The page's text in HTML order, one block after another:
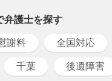
弁護士を探す
謝料 全国対応
千葉 後遺障害